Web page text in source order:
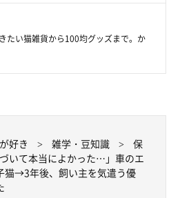
たい猫雑貨から100均グッズまで。か
好き 雑学・豆知識
保
づいて本当によかった…」車のエ
猫→3年後、飼い主を気遣う優